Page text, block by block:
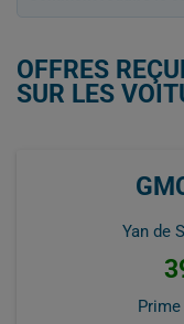
OFFRES
SUR LES
Yan de